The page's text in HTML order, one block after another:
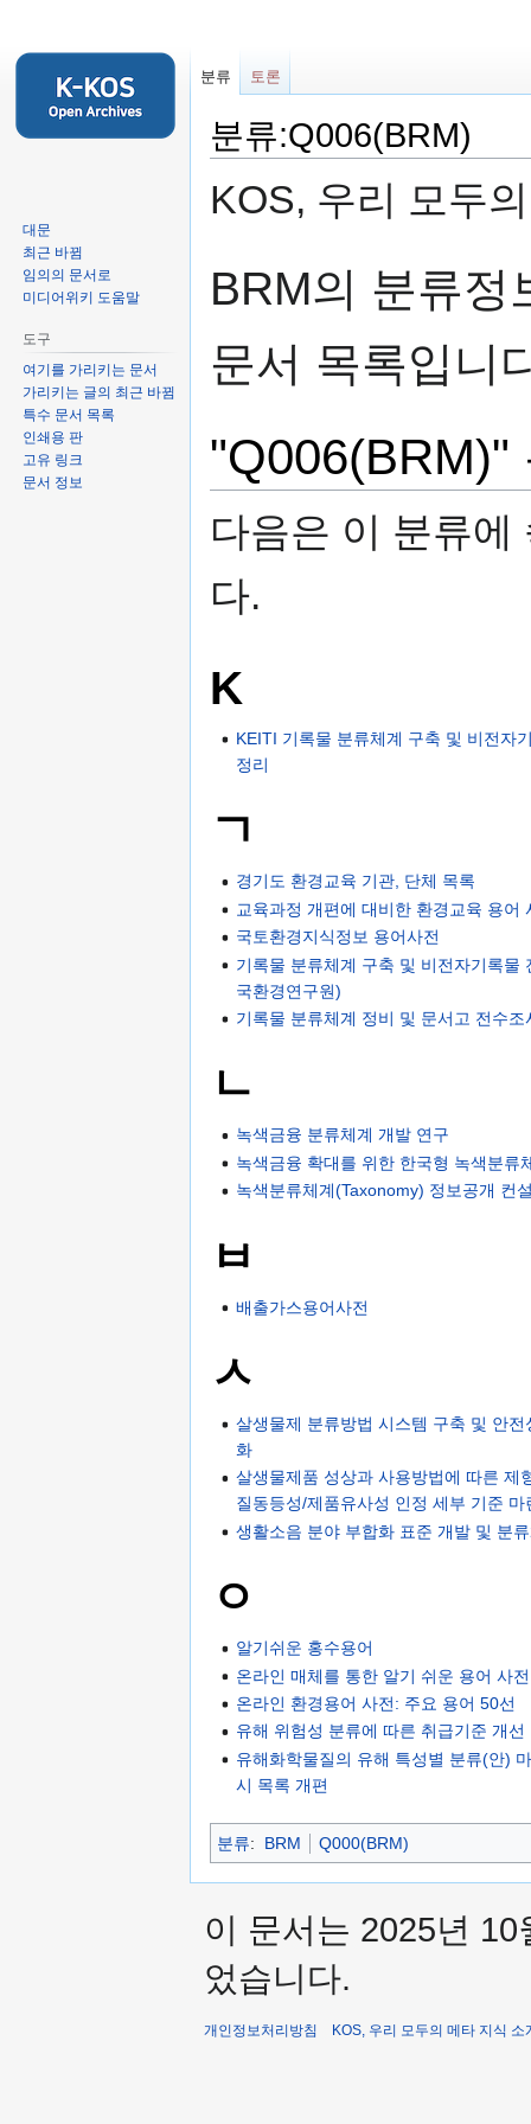
분류:Q006(BRM)
KOS, 우리 모두
러
기
로
색
러
가
BRM의 분류
문서 목록입니
"Q006(BRM)"
다음은 이 분류에
다.
K
KEITI 기록물 분류체계 구축 및 비전자
정리
ㄱ
경기도 환경교육 기관, 단체 목록
교육과정 개편에 대비한 환경교육 용어
국토환경지식정보 용어사전
기록물 분류체계 구축 및 비전자기록물
국환경연구원)
기록물 분류체계 정비 및 문서고 전수조
ㄴ
녹색금융 분류체계 개발 연구
녹색금융 확대를 위한 한국형 녹색분류
녹색분류체계(Taxonomy) 정보공개 컨
ㅂ
배출가스용어사전
ㅅ
살생물제 분류방법 시스템 구축 및 안
화
살생물제품 성상과 사용방법에 따른 제
질동등성/제품유사성 인정 세부 기준 마
생활소음 분야 부합화 표준 개발 및 분
ㅇ
알기쉬운 홍수용어
온라인 매체를 통한 알기 쉬운 용어 사
온라인 환경용어 사전: 주요 용어 50선
유해 위험성 분류에 따른 취급기준 개선
유해화학물질의 유해 특성별 분류(안)
시 목록 개편
분류: BRM Q000(BRM)
분류 토론
대문
최근 바뀜
임의의 문서로
미디어위키 도움말
도구
여기를 가리키는 문서
가리키는 글의 최근 바뀜
특수 문서 목록
인쇄용 판
고유 링크
문서 정보
이 문서는 2025년
었습니다.
개인정보처리방침 KOS, 우리 모두의 메타 지식 소